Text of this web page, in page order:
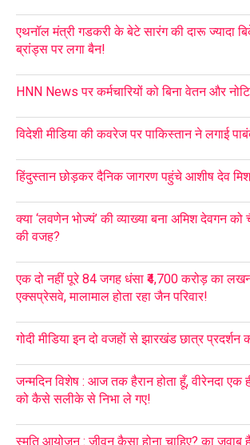
एथनॉल मंत्री गडकरी के बेटे सारंग की दारू ज्यादा
ब्रांड्स पर लगा बैन!
HNN News पर कर्मचारियों को बिना वेतन और
विदेशी मीडिया की कवरेज पर पाकिस्तान ने लगाई
हिंदुस्तान छोड़कर दैनिक जागरण पहुंचे आशीष देव
क्या ‘लवणेन भोज्यं’ की व्याख्या बना अमिश देवगन
की वजह?
एक दो नहीं पूरे 84 जगह धंसा ₹4,700 करोड़ का
एक्सप्रेसवे, मालामाल होता रहा जैन परिवार!
गोदी मीडिया इन दो वजहों से झारखंड छात्र
जन्मदिन विशेष : आज तक हैरान होता हूँ, वीरेनदा एक
को कैसे सलीके से निभा ले गए!
स्मृति आयोजन : जीवन कैसा होना चाहिए? का जवाब